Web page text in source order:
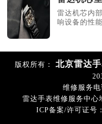
雷达机芯内
响设备的性
版权所有： 北京雷达
维修服务
雷达手表维修服务中心
ICP备案/许可证号